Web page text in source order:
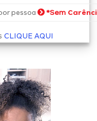
pessoa *Sem
CLIQUE AQUI